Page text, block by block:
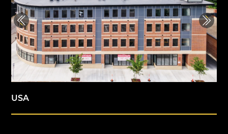
Previous Next
USA